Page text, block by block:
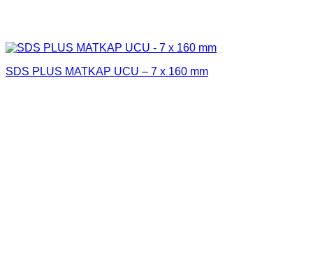
SDS PLUS MATKAP UCU – 7 x 160 mm